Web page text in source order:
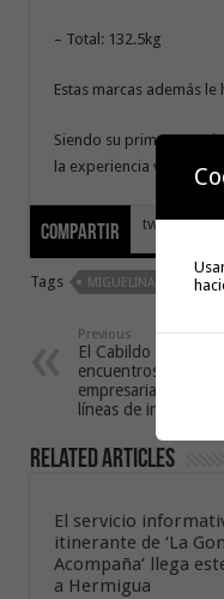
– Total: 132.5kg
Estas marcas además
Siendo su primera
la experiencia vivida.
Compartir tweet
Tags MIGUELINA PADRÓN
Previous
El Cabildo inicia
encuentros con el
empresarial para
líneas de incentivos
Related Articles
El servicio
itinerante de ‘La
Acompaña’ llega
a Hermigua